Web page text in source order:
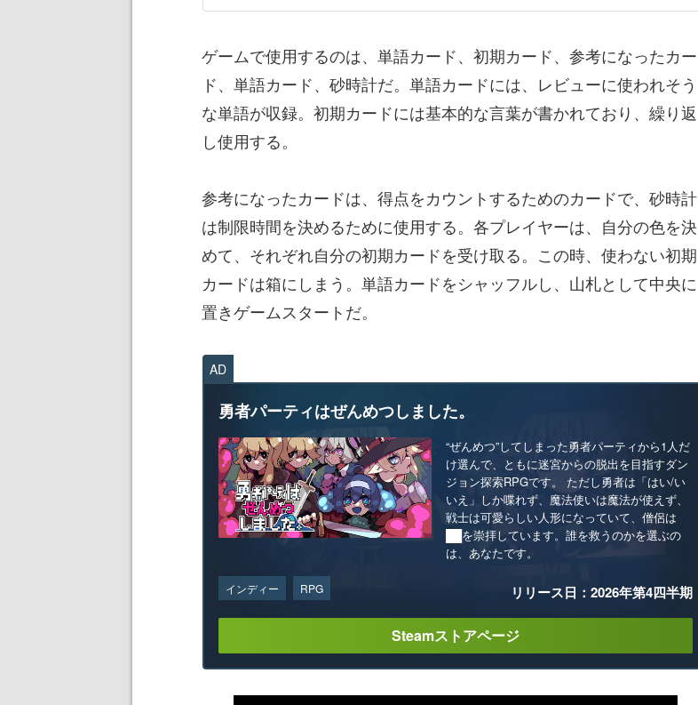
ゲームで使用するのは、単語カード、初期カード、参考になったカー
ド、単語カード、砂時計だ。単語カードには、レビューに使われそう
な単語が収録。初期カードには基本的な言葉が書かれており、繰り返
し使用する。
参考になったカードは、得点をカウントするためのカードで、砂時計
は制限時間を決めるために使用する。各プレイヤーは、自分の色を決
めて、それぞれ自分の初期カードを受け取る。この時、使わない初期
カードは箱にしまう。単語カードをシャッフルし、山札として中央に
置きゲームスタートだ。
AD
勇者パーティはぜんめつしました。
“ぜんめつ”してしまった勇者パーティから1人だ
け選んで、ともに迷宮からの脱出を目指すダン
ジョン探索RPGです。 ただし勇者は「はい/い
いえ」しか喋れず、魔法使いは魔法が使えず、
戦士は可愛らしい人形になっていて、僧侶は
██を崇拝しています。誰を救うのかを選ぶの
は、あなたです。
インディー RPG リリース日：2026年第4四半期
Steamストアページ